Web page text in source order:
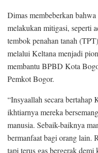
Dimas membeberkan
melakukan mitigasi, seperti
tembok penahan tanah
melalui Keltana menjadi
membantu BPBD Kota
Pemkot Bogor.
“Insyaallah secara bertahap
ikhtiarnya mereka
manusia. Sebaik-baiknya
bermanfaat bagi orang lain.
tapi terus gas bergerak